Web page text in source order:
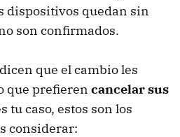
dispositivos quedan sin
son confirmados.
que el cambio les
que prefieren cancelar sus
tu caso, estos son los
considerar: